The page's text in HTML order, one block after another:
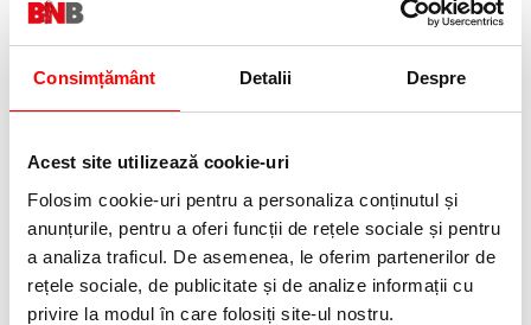
Consimțământ Detalii Despre
Acest site utilizează cookie-uri
Folosim cookie-uri pentru a personaliza conținutul și
anunțurile, pentru a oferi funcții de rețele sociale și pentru
a analiza traficul. De asemenea, le oferim partenerilor de
rețele sociale, de publicitate și de analize informații cu
privire la modul în care folosiți site-ul nostru.
bucura ochii si a ne ajuta sa ne impartasim gandurile, emotiile,
bucuria si descoperirile.
Specificatii:
Accesorii: Accesorii din alama placate cu crom. Clip din otel
Corp: Grip din plastic ABS lacuit cu multiple straturi de lac negru
Mina: Mina pix Parker
Garantie:
Instrumentele de scris Parker sunt garantate timp de doi ani de la
data cumpararii. Garantia se refera strict la defecte de fabricatie.
In acest caz instrumentul de scris este schimbat sau reparat. In